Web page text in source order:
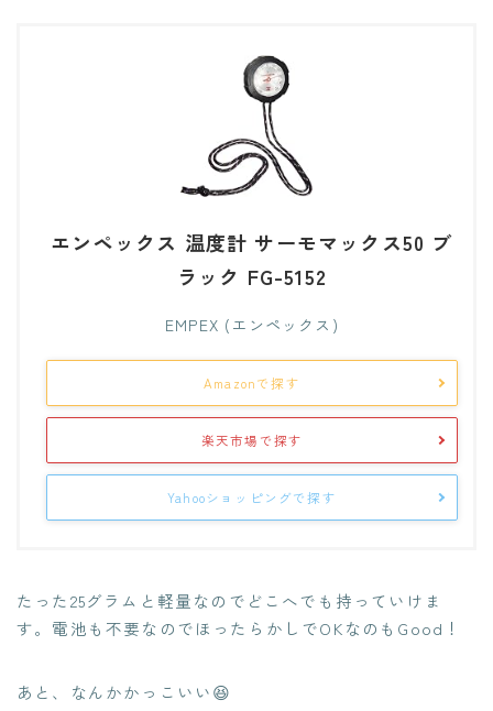
エンペックス 温度計 サーモマックス50 ブ
ラック FG-5152
EMPEX (エンペックス)
Amazonで探す
楽天市場で探す
Yahooショッピングで探す
たった25グラムと軽量なのでどこへでも持っていけま
す。電池も不要なのでほったらかしでOKなのもGood！
あと、なんかかっこいい😆